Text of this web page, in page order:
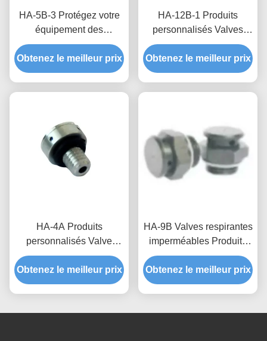
HA-5B-3 Protégez votre
équipement des
différences de pression et
des environnements
humides avec des
Obtenez le meilleur prix
HA-12B-1 Produits
personnalisés Valves
respirantes imperméables
pour éoliennes à haute
perméabilité à l'air et
Obtenez le meilleur prix
HA-4A Produits
personnalisés Valve
respirante imperméable
pour une protection
optimale de l'équipement
pression atmosphérique
Obtenez le meilleur prix
HA-9B Valves respirantes
imperméables Produits
personnalisés pour
l'électronique grand
public et
Obtenez le meilleur prix